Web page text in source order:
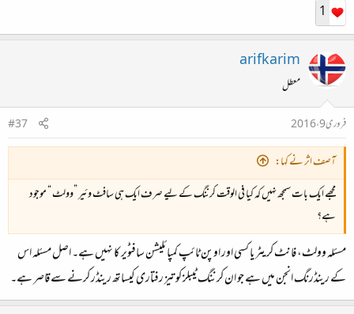
1
arifkarim
معطل
فروری 9، 2016
#37
آصف اثر نے کہا:
مجھے ایک بات سمجھ نہیں کہ کیا فی الوقت کرننگ کے لیے صرف ایک ہی سافٹ وئیر ”وولٹ “ موجود
ہے؟
مسئلہ وولٹ، فانٹ کریٹر یا کسی اور اوپن ٹائپ کمپائلیشن سافٹویر کا نہیں ہے۔ اصل مسئلہ اس
کے رینڈرنگ انجن میں ہے جو ان کرننگ ٹیبلز کو تیز رفتاری کیساتھ رینڈر کرنے سے قاصر ہے۔